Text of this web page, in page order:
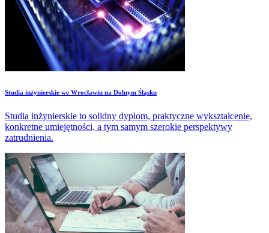
Studia inżynierskie we Wrocławiu na Dolnym Śląsku
Studia inżynierskie to solidny dyplom, praktyczne wykształcenie,
konkretne umiejętności, a tym samym szerokie perspektywy
zatrudnienia.